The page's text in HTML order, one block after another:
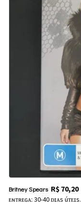
Britney Spears R$70,20
ᴇɴᴛʀᴇɢᴀ: 30-40 ᴅɪᴀs úᴛᴇɪs.